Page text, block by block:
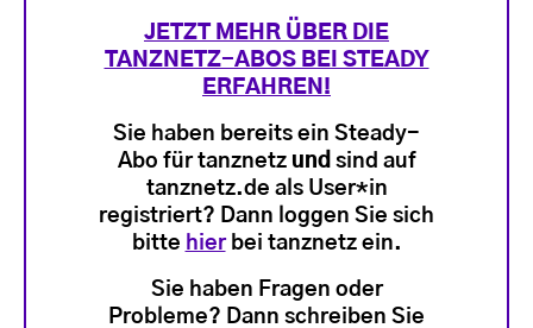
JETZT MEHR ÜBER DIE
TANZNETZ-ABOS BEI STEADY
ERFAHREN!
Sie haben bereits ein Steady-
Abo für tanznetz und sind auf
tanznetz.de als User*in
registriert? Dann loggen Sie sich
bitte hierbei tanznetz ein.
Sie haben Fragen oder
Probleme? Dann schreiben Sie